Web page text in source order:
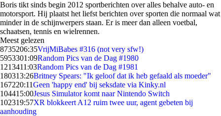
Boris tikt sinds begin 2012 sportberichten over alles behalve auto- en
motorsport. Hij plaatst het liefst berichten over sporten die normaal wat
minder in de schijnwerpers staan. Er is meer dan alleen voetbal,
schaatsen, tennis en wielrennen.
Meest gelezen
8735206:35VrijMiBabes #316 (not very sfw!)
5953301:09Random Pics van de Dag #1980
1213411:03Random Pics van de Dag #1981
180313:26Britney Spears: "Ik geloof dat ik heb gefaald als moeder"
167220:11Geen 'happy end' bij seksdate via Kinky.nl
104415:00Jesus Simulator komt naar Nintendo Switch
102319:57XR blokkeert A12 ruim twee uur, agent gebeten bij
aanhouding